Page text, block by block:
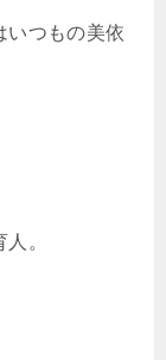
いつもの美依
。